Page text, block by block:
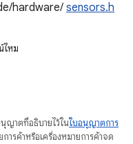
hardware/ sensors.h
ไหม
ญาตที่อธิบายไว้ในใบอนุญาตการ
ารค้าหรือเครื่องหมายการค้าจด